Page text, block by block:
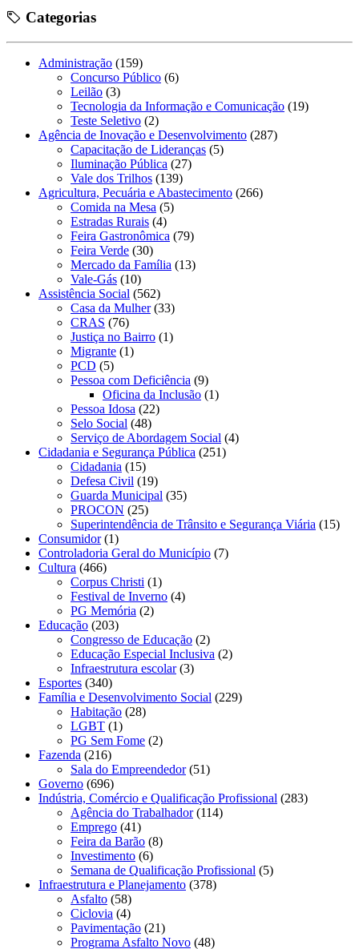
Categorias
Administração (159)
Concurso Público (6)
Leilão (3)
Tecnologia da Informação e Comunicação (19)
Teste Seletivo (2)
Agência de Inovação e Desenvolvimento (287)
Capacitação de Lideranças (5)
Iluminação Pública (27)
Vale dos Trilhos (139)
Agricultura, Pecuária e Abastecimento (266)
Comida na Mesa (5)
Estradas Rurais (4)
Feira Gastronômica (79)
Feira Verde (30)
Mercado da Família (13)
Vale-Gás (10)
Assistência Social (562)
Casa da Mulher(33)
CRAS (76)
Justiça no Bairro (1)
Migrante (1)
PCD (5)
Pessoa com Deficiência (9)
Oficina da Inclusão (1)
Pessoa Idosa (22)
Selo Social (48)
Serviço de Abordagem Social (4)
Cidadania e Segurança Pública (251)
Cidadania (15)
Defesa Civil (19)
Guarda Municipal (35)
PROCON (25)
Superintendência de Trânsito e Segurança Viária (15)
Consumidor(1)
Controladoria Geral do Município (7)
Cultura (466)
Corpus Christi (1)
Festival de Inverno (4)
PG Memória (2)
Educação (203)
Congresso de Educação (2)
Educação Especial Inclusiva (2)
Infraestrutura escolar(3)
Esportes (340)
Família e Desenvolvimento Social (229)
Habitação (28)
LGBT (1)
PG Sem Fome (2)
Fazenda (216)
Sala do Empreendedor(51)
Governo (696)
Indústria, Comércio e Qualificação Profissional (283)
Agência do Trabalhador(114)
Emprego (41)
Feira da Barão (8)
Investimento (6)
Semana de Qualificação Profissional (5)
Infraestrutura e Planejamento (378)
Asfalto (58)
Ciclovia (4)
Pavimentação (21)
Programa Asfalto Novo (48)